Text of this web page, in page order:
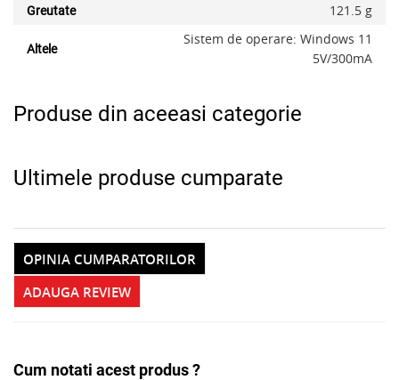
Greutate 121.5 g
Altele
Sistem de operare: Windows 11
5V/300mA
Produse din aceeasi categorie
Ultimele produse cumparate
ADAUGA REVIEW
OPINIA CUMPARATORILOR
Cum notati acest produs ?